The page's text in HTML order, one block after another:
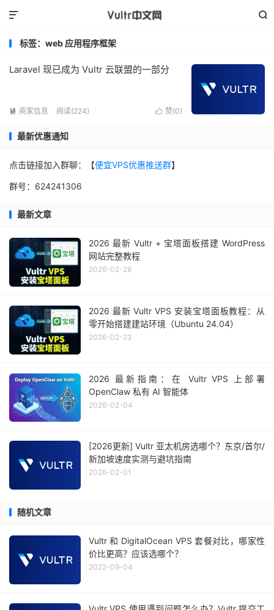


标签：web 应用程序框架
Laravel 现已成为 Vultr 云联盟的一部分
 商家信息 阅读(224)  赞(0)
最新优惠通知
点击链接加入群聊：【便宜VPS优惠推送群】
群号：624241306
最新文章
2026 最新 Vultr + 宝塔面板搭建 WordPress
网站完整教程
2026-02-28
2026 最新 Vultr VPS 安装宝塔面板教程：从
零开始搭建建站环境（Ubuntu 24.04）
2026-02-23
2026 最新指南：在 Vultr VPS 上部署
OpenClaw 私有 AI 智能体
2026-02-04
[2026更新] Vultr 亚太机房选哪个？东京/首尔/
新加坡速度实测与避坑指南
2026-02-01
随机文章
Vultr 和 DigitalOcean VPS 套餐对比，哪家性
价比更高？应该选哪个？
2022-09-04